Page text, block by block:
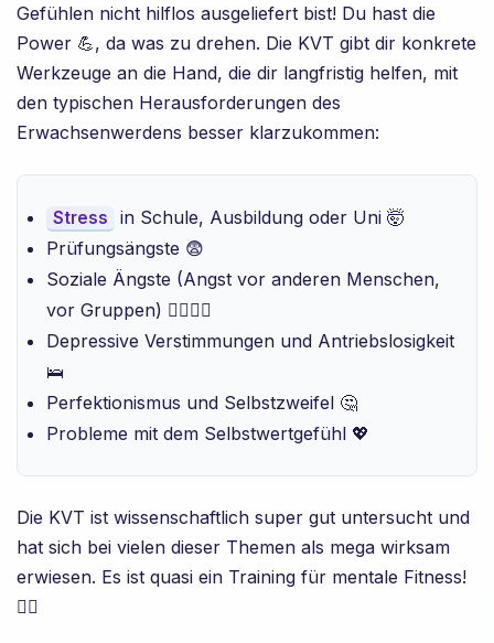
Gefühlen nicht hilflos ausgeliefert bist! Du hast die
Power 💪, da was zu drehen. Die KVT gibt dir konkrete
Werkzeuge an die Hand, die dir langfristig helfen, mit
den typischen Herausforderungen des
Erwachsenwerdens besser klarzukommen:
Stress
in Schule, Ausbildung oder Uni 🤯
Prüfungsängste 😨
Soziale Ängste (Angst vor anderen Menschen,
vor Gruppen) 🧍‍♀️🧍‍♂️
Depressive Verstimmungen und Antriebslosigkeit
🛌
Perfektionismus und Selbstzweifel 🤔
Probleme mit dem Selbstwertgefühl 💖
Die KVT ist wissenschaftlich super gut untersucht und
hat sich bei vielen dieser Themen als mega wirksam
erwiesen. Es ist quasi ein Training für mentale Fitness!
🏋️‍♀️